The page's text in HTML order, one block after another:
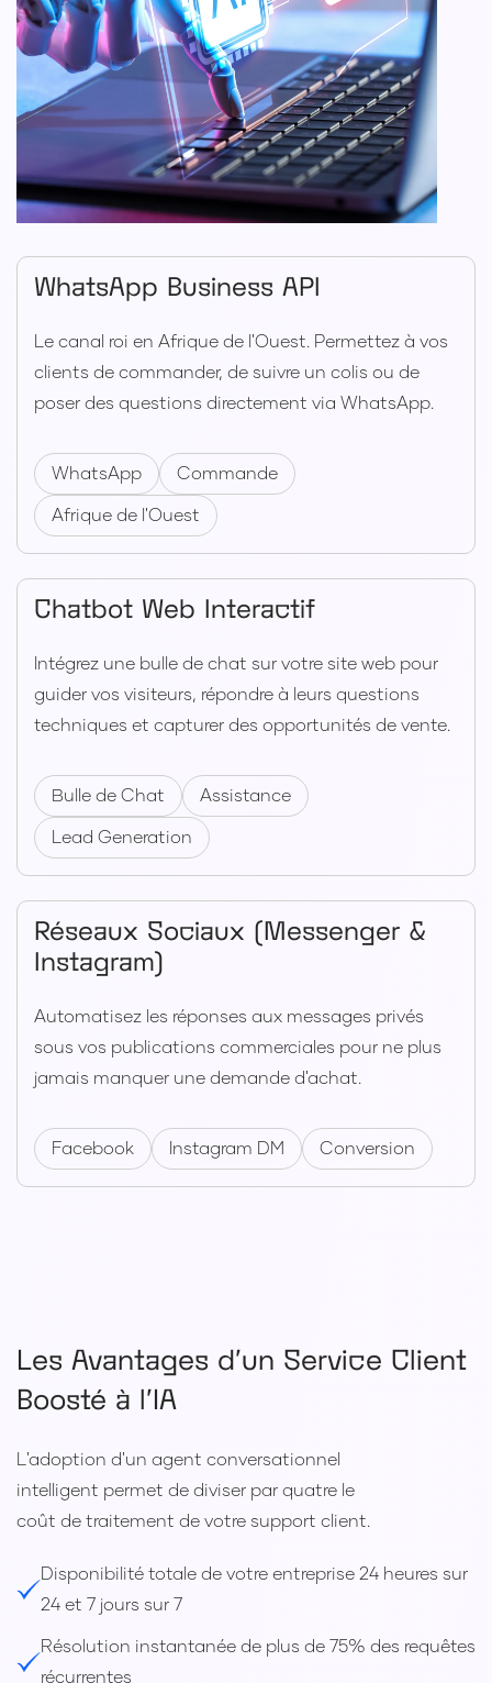
WhatsApp Business API
Le canal roi en Afrique de l'Ouest. Permettez à vos
clients de commander, de suivre un colis ou de
poser des questions directement via WhatsApp.
WhatsApp Commande
Afrique de l'Ouest
Chatbot Web Interactif
Intégrez une bulle de chat sur votre site web pour
guider vos visiteurs, répondre à leurs questions
techniques et capturer des opportunités de vente.
Bulle de Chat Assistance
Lead Generation
Réseaux Sociaux (Messenger &
Instagram)
Automatisez les réponses aux messages privés
sous vos publications commerciales pour ne plus
jamais manquer une demande d'achat.
Facebook Instagram DM Conversion
Les Avantages d'un Service Client
Boosté à l'IA
L'adoption d'un agent conversationnel
intelligent permet de diviser par quatre le
coût de traitement de votre support client.
Disponibilité totale de votre entreprise 24 heures sur
24 et 7 jours sur 7
Résolution instantanée de plus de 75% des requêtes
récurrentes